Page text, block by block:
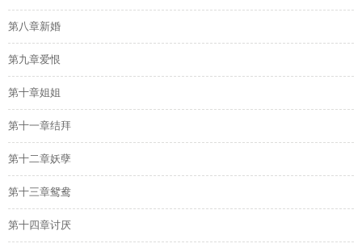
第八章新婚
第九章爱恨
第十章姐姐
第十一章结拜
第十二章妖孽
第十三章鸳鸯
第十四章讨厌